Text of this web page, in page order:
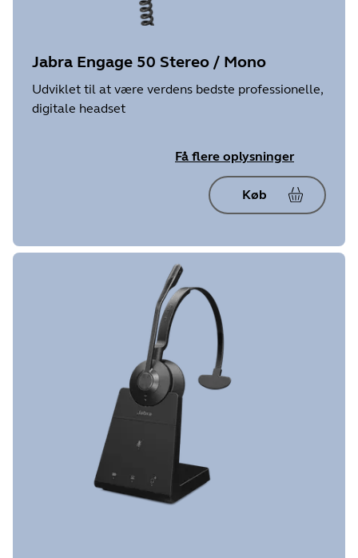
Jabra Engage 50 Stereo / Mono
Udviklet til at være verdens bedste professionelle,
digitale headset
Få flere oplysninger
Køb